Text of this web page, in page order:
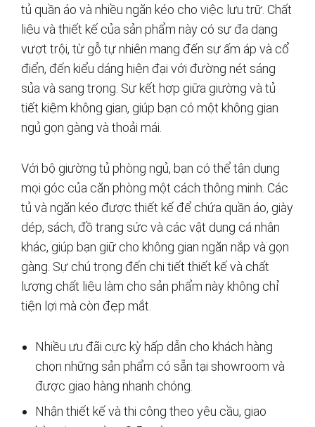
tủ quần áo và nhiều ngăn kéo cho việc lưu trữ. Chất
liệu và thiết kế của sản phẩm này có sự đa dạng
vượt trội, từ gỗ tự nhiên mang đến sự ấm áp và cổ
điển, đến kiểu dáng hiện đại với đường nét sáng
sủa và sang trọng. Sự kết hợp giữa giường và tủ
tiết kiệm không gian, giúp bạn có một không gian
ngủ gọn gàng và thoải mái.
Với bộ giường tủ phòng ngủ, bạn có thể tận dụng
mọi góc của căn phòng một cách thông minh. Các
tủ và ngăn kéo được thiết kế để chứa quần áo, giày
dép, sách, đồ trang sức và các vật dụng cá nhân
khác, giúp bạn giữ cho không gian ngăn nắp và gọn
gàng. Sự chú trọng đến chi tiết thiết kế và chất
lượng chất liệu làm cho sản phẩm này không chỉ
tiện lợi mà còn đẹp mắt.
Nhiều ưu đãi cực kỳ hấp dẫn cho khách hàng
chọn những sản phẩm có sẵn tại showroom và
được giao hàng nhanh chóng.
Nhận thiết kế và thi công theo yêu cầu, giao